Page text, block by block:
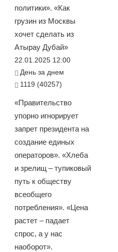
политики». «Как
грузин из Москвы
хочет сделать из
Атырау Дубай»
22.01.2025 12:00
День за днем
1119 (40257)
«Правительство
упорно игнорирует
запрет президента на
создание единых
операторов». «Хлеба
и зрелищ – тупиковый
путь к обществу
всеобщего
потребления». «Цена
растет – падает
спрос, а у нас
наоборот».